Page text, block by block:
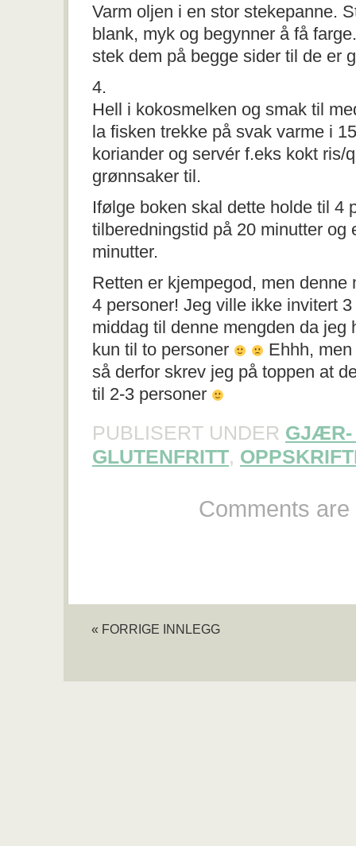
Varm oljen i en stor stekepanne.
blank, myk og begynner å få
stek dem på begge sider til de er
4.
Hell i kokosmelken og smak til
la fisken trekke på svak varme i
koriander og servér f.eks kokt ris/
grønnsaker til.
Ifølge boken skal dette holde til 4
tilberedningstid på 20 minutter og
minutter.
Retten er kjempegod, men denne
4 personer! Jeg ville ikke invitert
middag til denne mengden da jeg
kun til to personer
Ehhh,
så derfor skrev jeg på toppen at
til 2-3 personer
PUBLISERT UNDER GJÆR-
GLUTENFRITT,
Comments
« FORRIGE INNLEGG